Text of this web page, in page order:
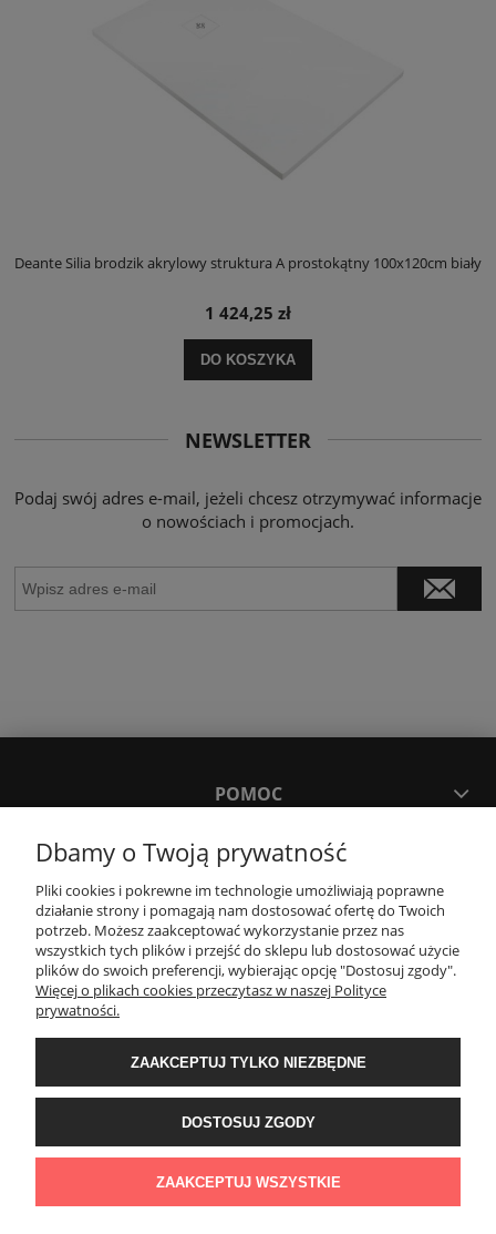
Deante Silia brodzik akrylowy struktura A prostokątny 100x120cm biały
1 424,25 zł
DO KOSZYKA
NEWSLETTER
Podaj swój adres e-mail, jeżeli chcesz otrzymywać informacje
o nowościach i promocjach.
POMOC
MOJE KONTO
PŁATNOŚCI I DOSTAWA
KONTAKT
Wyposażenie łazienek Łazienki.eco | Pawła 23, 41-708 Ruda Śląska | E-mail:
sklep@lazienki.eco | Tel.: 600 012 164 lub 600 012 159 | TGS Przemysław
Stoń | NIP: 6312213594 | REGON: 276403698
Dbamy o Twoją prywatność
Pliki cookies i pokrewne im technologie umożliwiają poprawne
działanie strony i pomagają nam dostosować ofertę do Twoich
potrzeb. Możesz zaakceptować wykorzystanie przez nas
wszystkich tych plików i przejść do sklepu lub dostosować użycie
plików do swoich preferencji, wybierając opcję "Dostosuj zgody".
Więcej o plikach cookies przeczytasz w naszej Polityce
prywatności.
ZAAKCEPTUJ TYLKO NIEZBĘDNE
DOSTOSUJ ZGODY
ZAAKCEPTUJ WSZYSTKIE